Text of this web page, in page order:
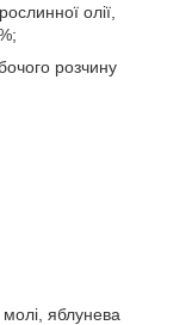
олії,
розчину
молі, яблунева